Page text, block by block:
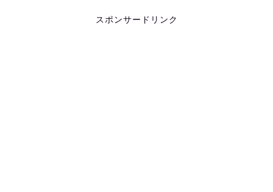
スポンサードリンク